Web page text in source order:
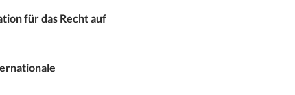
für das Recht auf